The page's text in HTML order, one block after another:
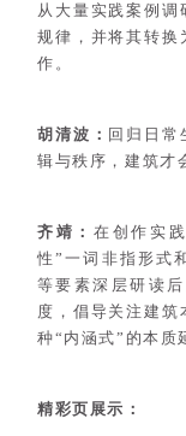
从大量实践案例调
规律，并将其转换
作。
胡清波： 回归日常
辑与秩序，建筑才
齐靖：在创作实
性”一词非指形式
等要素深层研读
度，倡导关注建筑
种“内涵式”的本质
精彩页展示：